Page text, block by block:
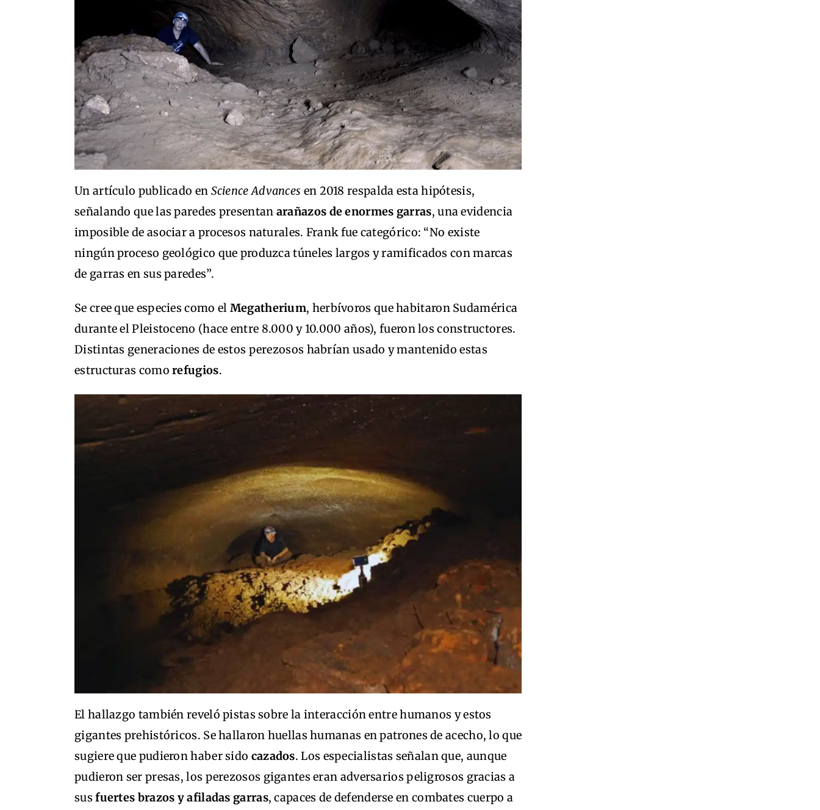
Un artículo publicado en Science Advances en 2018 respalda esta hipótesis,
señalando que las paredes presentan arañazos de enormes garras, una evidencia
imposible de asociar a procesos naturales. Frank fue categórico: “No existe
ningún proceso geológico que produzca túneles largos y ramificados con marcas
de garras en sus paredes”.
Se cree que especies como el Megatherium, herbívoros que habitaron Sudamérica
durante el Pleistoceno (hace entre 8.000 y 10.000 años), fueron los constructores.
Distintas generaciones de estos perezosos habrían usado y mantenido estas
estructuras comorefugios.
El hallazgo también reveló pistas sobre la interacción entre humanos y estos
gigantes prehistóricos. Se hallaron huellas humanas en patrones de acecho, lo que
sugiere que pudieron haber sido cazados. Los especialistas señalan que, aunque
pudieron ser presas, los perezosos gigantes eran adversarios peligrosos gracias a
susfuertes brazos y afiladas garras, capaces de defenderse en combates cuerpo a